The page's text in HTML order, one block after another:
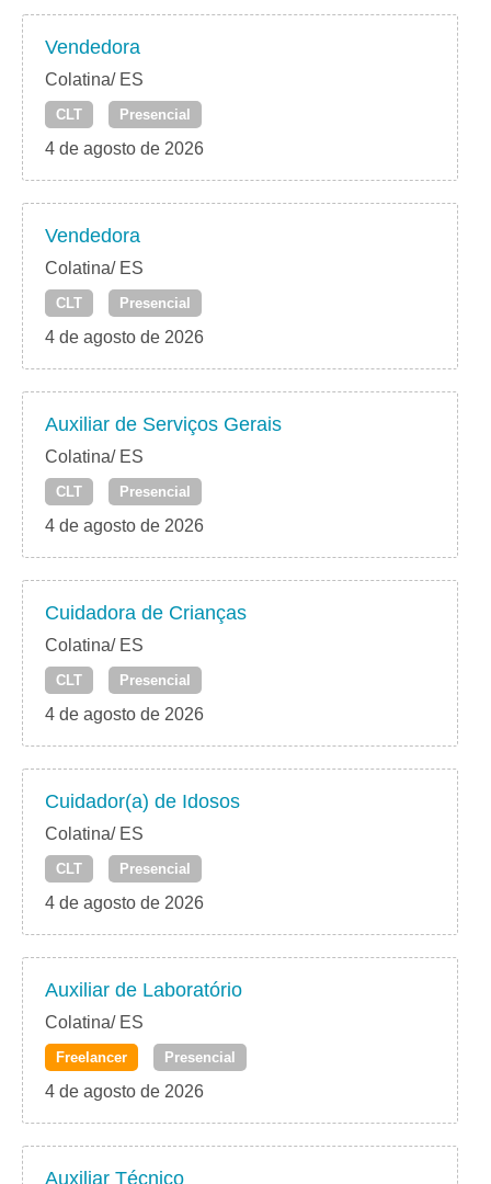
Vendedora
Colatina/ ES
CLT Presencial
4 de agosto de 2026
Vendedora
Colatina/ ES
CLT Presencial
4 de agosto de 2026
Auxiliar de Serviços Gerais
Colatina/ ES
CLT Presencial
4 de agosto de 2026
Cuidadora de Crianças
Colatina/ ES
CLT Presencial
4 de agosto de 2026
Cuidador(a) de Idosos
Colatina/ ES
CLT Presencial
4 de agosto de 2026
Auxiliar de Laboratório
Colatina/ ES
Freelancer Presencial
4 de agosto de 2026
Auxiliar Técnico